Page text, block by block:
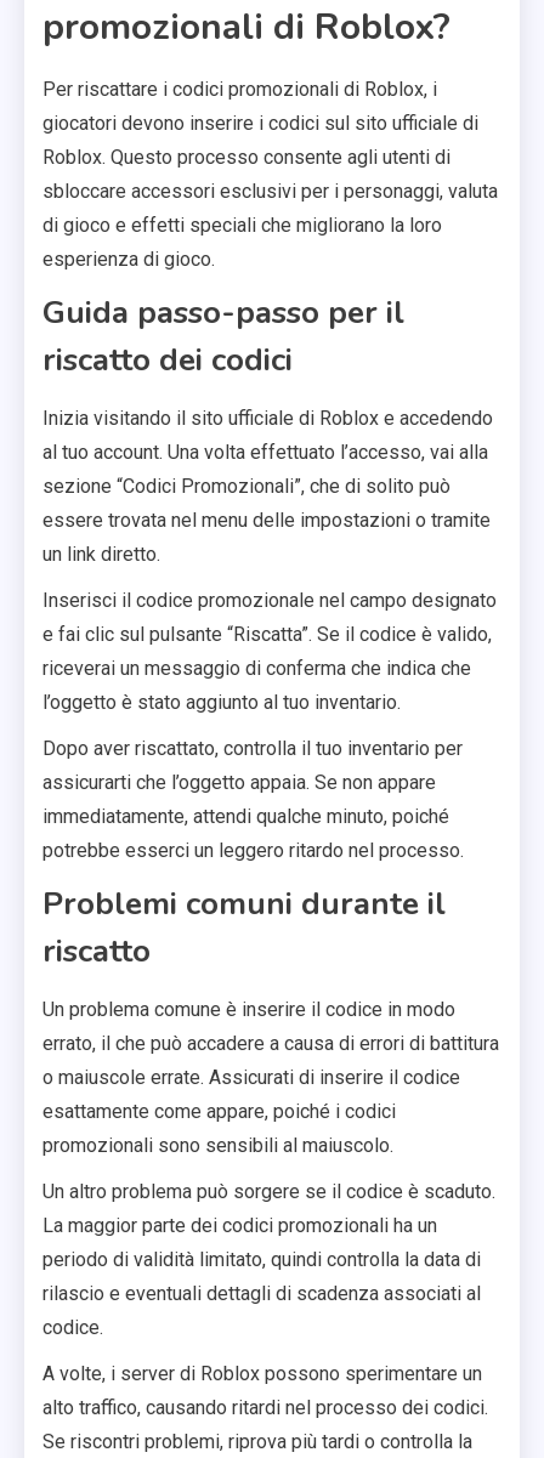
promozionali di Roblox?
Per riscattare i codici promozionali di Roblox, i
giocatori devono inserire i codici sul sito ufficiale di
Roblox. Questo processo consente agli utenti di
sbloccare accessori esclusivi per i personaggi, valuta
di gioco e effetti speciali che migliorano la loro
esperienza di gioco.
Guida passo-passo per il
riscatto dei codici
Inizia visitando il sito ufficiale di Roblox e accedendo
al tuo account. Una volta effettuato l’accesso, vai alla
sezione “Codici Promozionali”, che di solito può
essere trovata nel menu delle impostazioni o tramite
un link diretto.
Inserisci il codice promozionale nel campo designato
e fai clic sul pulsante “Riscatta”. Se il codice è valido,
riceverai un messaggio di conferma che indica che
l’oggetto è stato aggiunto al tuo inventario.
Dopo aver riscattato, controlla il tuo inventario per
assicurarti che l’oggetto appaia. Se non appare
immediatamente, attendi qualche minuto, poiché
potrebbe esserci un leggero ritardo nel processo.
Problemi comuni durante il
riscatto
Un problema comune è inserire il codice in modo
errato, il che può accadere a causa di errori di battitura
o maiuscole errate. Assicurati di inserire il codice
esattamente come appare, poiché i codici
promozionali sono sensibili al maiuscolo.
Un altro problema può sorgere se il codice è scaduto.
La maggior parte dei codici promozionali ha un
periodo di validità limitato, quindi controlla la data di
rilascio e eventuali dettagli di scadenza associati al
codice.
A volte, i server di Roblox possono sperimentare un
alto traffico, causando ritardi nel processo dei codici.
Se riscontri problemi, riprova più tardi o controlla la